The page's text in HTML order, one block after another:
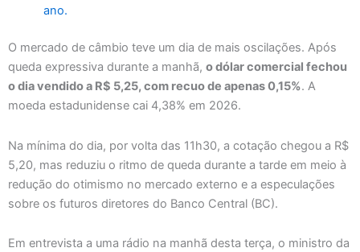
ano.
O mercado de câmbio teve um dia de mais oscilações. Após
queda expressiva durante a manhã, o dólar comercial fechou
o dia vendido a R$ 5,25, com recuo de apenas 0,15%. A
moeda estadunidense cai 4,38% em 2026.
Na mínima do dia, por volta das 11h30, a cotação chegou a R$
5,20, mas reduziu o ritmo de queda durante a tarde em meio à
redução do otimismo no mercado externo e a especulações
sobre os futuros diretores do Banco Central (BC).
Em entrevista a uma rádio na manhã desta terça, o ministro da